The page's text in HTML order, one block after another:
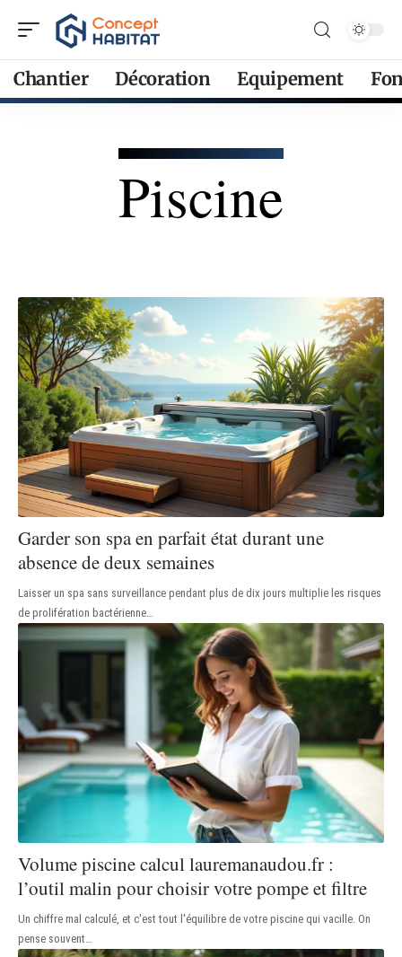
Chantier Décoration Equipement
Piscine
Garder son spa en parfait état durant une
absence de deux semaines
Laisser un spa sans surveillance pendant plus de dix jours multiplie les risques
de prolifération bactérienne
Volume piscine calcul lauremanaudou.fr :
l’outil malin pour choisir votre pompe et filtre
Un chiffre mal calculé, et c'est tout l'équilibre de votre piscine qui vacille. On
pense souvent